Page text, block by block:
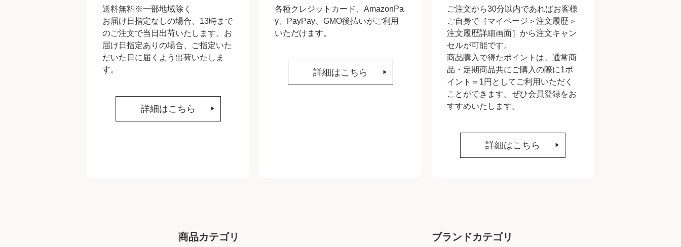
送料無料※一部地域除く
お届け日指定なしの場合、13時まで
のご注文で当日出荷いたします。お
届け日指定ありの場合、ご指定いた
だいた日に届くよう出荷いたしま
す。
詳細はこちら
各種クレジットカード、AmazonPa
y、PayPay、GMO後払いがご利用
いただけます。
詳細はこちら
ご注文から30分以内であればお客様
ご自身で［マイページ＞注文履歴＞
注文履歴詳細画面］から注文キャン
セルが可能です。
商品購入で得たポイントは、通常商
品・定期商品共にご購入の際に1ポ
イント＝1円としてご利用いただく
ことができます。ぜひ会員登録をお
すすめいたします。
詳細はこちら
商品カテゴリ ブランドカテゴリ